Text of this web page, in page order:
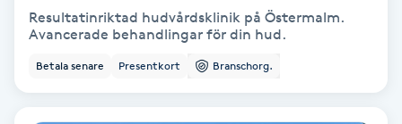
Tandblekning
Resultatinriktad hudvårdsklinik på Östermalm.
Avancerade behandlingar för din hud.
Betala senare Presentkort Branschorg.